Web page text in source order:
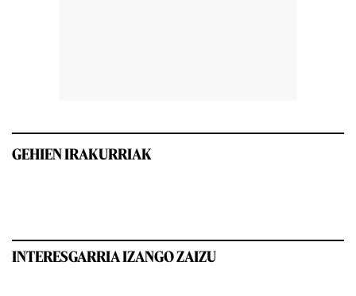
GEHIEN IRAKURRIAK
INTERESGARRIA IZANGO ZAIZU